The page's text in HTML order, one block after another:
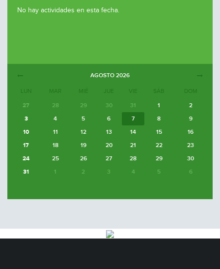
No hay actividades en esta fecha.
AGOSTO 2026
LUN MAR MIÉ JUE VIE SÁB DOM
27 28 29 30 31 1
2
3
4 5 6 7 8
9
10
11 12 13 14 15
16
17
18 19 20 21 22
23
24
25 26 27 28 29
30
31
1 2 3 4 5 6